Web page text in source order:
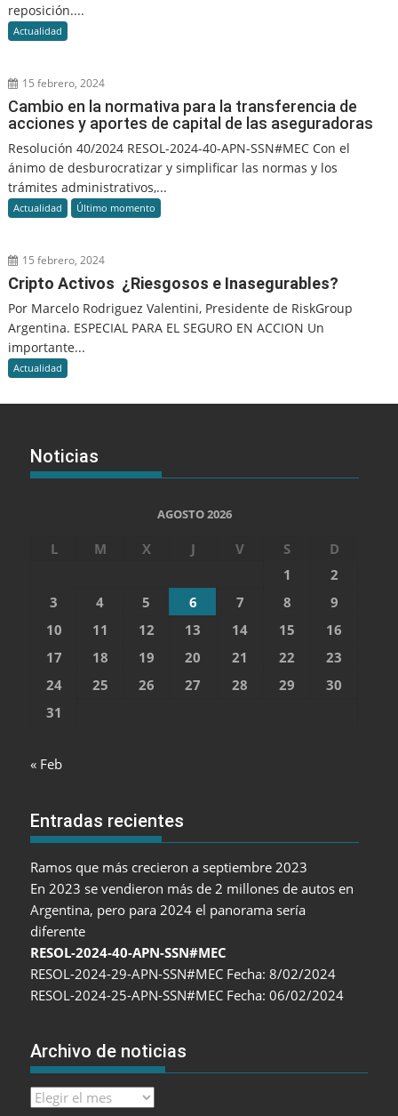
reposición....
Actualidad
15 febrero, 2024
Cambio en la normativa para la transferencia de
acciones y aportes de capital de las aseguradoras
Resolución 40/2024 RESOL-2024-40-APN-SSN#MEC Con el
ánimo de desburocratizar y simplificar las normas y los
trámites administrativos,...
Actualidad Último momento
15 febrero, 2024
Cripto Activos ¿Riesgosos e Inasegurables?
Por Marcelo Rodriguez Valentini, Presidente de RiskGroup
Argentina. ESPECIAL PARA EL SEGURO EN ACCION Un
importante...
Actualidad
Noticias
AGOSTO 2026
L M X J V S
D
1
2
3
4 5 6 7 8
9
10
11 12 13 14 15
16
17
18 19 20 21 22
23
24
25 26 27 28 29
30
31
« Feb
Entradas recientes
Ramos que más crecieron a septiembre 2023
En 2023 se vendieron más de 2 millones de autos en
Argentina, pero para 2024 el panorama sería
diferente
RESOL-2024-40-APN-SSN#MEC
RESOL-2024-29-APN-SSN#MEC Fecha: 8/02/2024
RESOL-2024-25-APN-SSN#MEC Fecha: 06/02/2024
Archivo de noticias
Archivo